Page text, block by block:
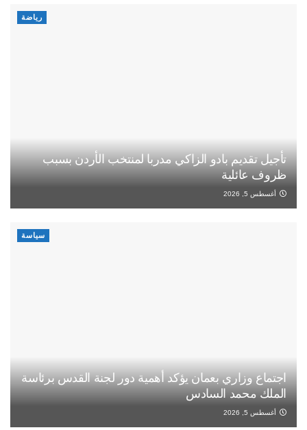
رياضة
تأجيل تقديم بادو الزاكي مدربا لمنتخب الأردن بسبب
ظروف عائلية
أغسطس 5, 2026
سياسة
اجتماع وزاري بعمان يؤكد أهمية دور لجنة القدس برئاسة
الملك محمد السادس
أغسطس 5, 2026